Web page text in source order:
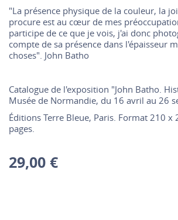
"La présence physique de la couleur, la
procure est au cœur de mes
participe de ce que je vois, j'ai donc
compte de sa présence dans l'épaisseur
choses". John Batho
Catalogue de l'exposition "John Batho .
Musée de Normandie, du 16 avril au 26
Éditions Terre Bleue, Paris. Format 210 x
pages.
29,00 €